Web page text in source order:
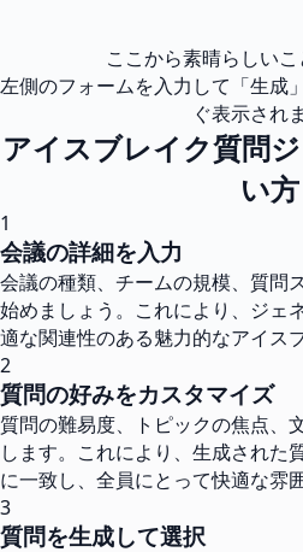
ここから素晴らしい
左側のフォームを入力して「生成
ぐ表示され
アイスブレイク質問
い方
1
会議の詳細を入力
会議の種類、チームの規模、質問
始めましょう。これにより、ジェ
適な関連性のある魅力的なアイス
2
質問の好みをカスタマイズ
質問の難易度、トピックの焦点、
します。これにより、生成された
に一致し、全員にとって快適な雰
3
質問を生成して選択